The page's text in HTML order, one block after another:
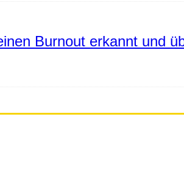
Burnout erkannt und